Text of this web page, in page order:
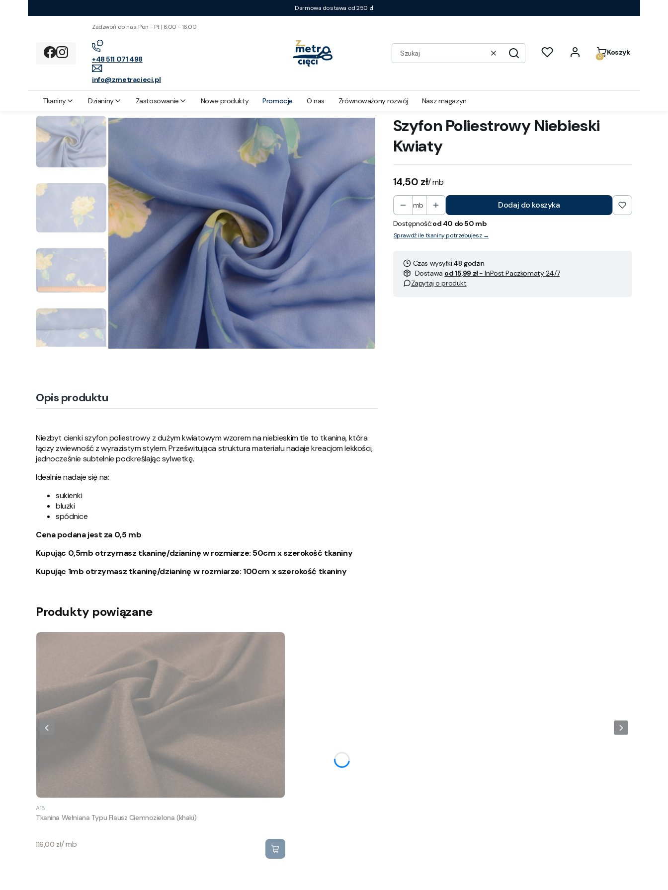
Darmowa dostawa od 250 zł
Zadzwoń do nas: Pon - Pt | 8:00 - 16:00
+48 511 071 498
info@zmetracieci.pl
WyczyśćSzukaj
Produkty w
Koszyk
Tkaniny Dzianiny Zastosowanie Nowe produkty Promocje O nas Zrównoważony rozwój Nasz magazyn
Opis produktu
Niezbyt cienki szyfon poliestrowy z dużym kwiatowym wzorem na niebieskim tle to tkanina, która
łączy zwiewność z wyrazistym stylem. Prześwitująca struktura materiału nadaje kreacjom lekkości,
jednocześnie subtelnie podkreślając sylwetkę.
Idealnie nadaje się na:
sukienki
bluzki
spódnice
Cena podana jest za 0,5 mb
Kupując 0,5mb otrzymasz tkaninę/dzianinę w rozmiarze: 50cm x szerokość tkaniny
Kupując 1mb otrzymasz tkaninę/dzianinę w rozmiarze: 100cm x szerokość tkaniny
Szyfon Poliestrowy Niebieski
Kwiaty
Cena
14,50 zł/ mb
mb Dodaj do koszyka
Dostępność:od 40 do 50 mb
Sprawdź ile tkaniny potrzebujesz →
Czas wysyłki:48 godzin
Dostawa od 15,99 zł- InPost Paczkomaty 24/7
Zapytaj o produkt
Produkty powiązane
A18
Tkanina Wełniana Typu Flausz Ciemnozielona (khaki)
Cena
116,00 zł/ mb